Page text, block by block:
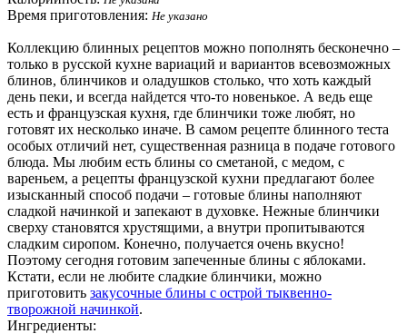
Время приготовления: Не указано
Коллекцию блинных рецептов можно пополнять бесконечно –
только в русской кухне вариаций и вариантов всевозможных
блинов, блинчиков и оладушков столько, что хоть каждый
день пеки, и всегда найдется что-то новенькое. А ведь еще
есть и французская кухня, где блинчики тоже любят, но
готовят их несколько иначе. В самом рецепте блинного теста
особых отличий нет, существенная разница в подаче готового
блюда. Мы любим есть блины со сметаной, с медом, с
вареньем, а рецепты французской кухни предлагают более
изысканный способ подачи – готовые блины наполняют
сладкой начинкой и запекают в духовке. Нежные блинчики
сверху становятся хрустящими, а внутри пропитываются
сладким сиропом. Конечно, получается очень вкусно!
Поэтому сегодня готовим запеченные блины с яблоками.
Кстати, если не любите сладкие блинчики, можно
приготовить закусочные блины с острой тыквенно-
творожной начинкой.
Ингредиенты: